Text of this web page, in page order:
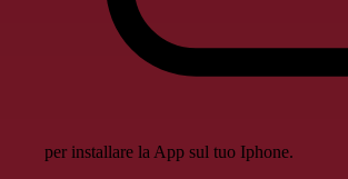
per installare la App sul tuo Iphone.